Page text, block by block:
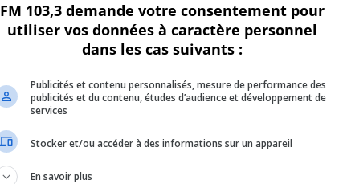
FM 103,3 demande votre consentement pour
utiliser vos données à caractère personnel
dans les cas suivants :
Publicités et contenu personnalisés, mesure de performance des
publicités et du contenu, études d’audience et développement de
services
Stocker et/ou accéder à des informations sur un appareil
En savoir plus